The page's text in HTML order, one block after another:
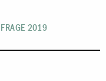
im
Verteilung
aus dem Ausland
Geflüchtete
2019